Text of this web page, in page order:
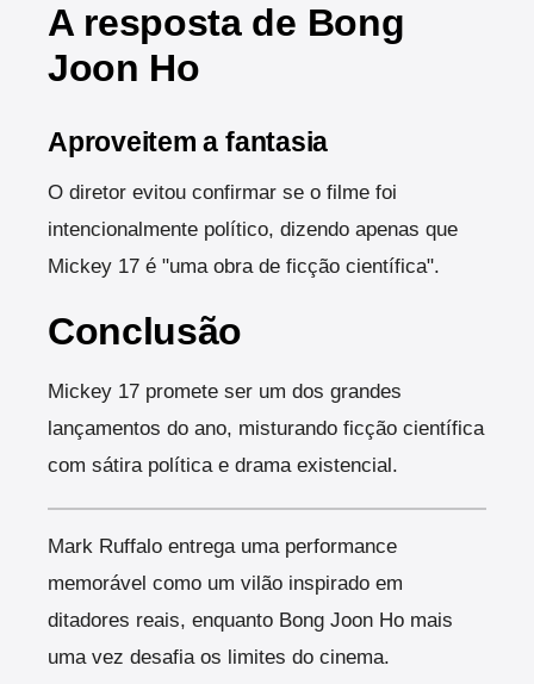
A resposta de Bong
Joon Ho
Aproveitem a fantasia
O diretor evitou confirmar se o filme foi
intencionalmente político, dizendo apenas que
Mickey 17 é "uma obra de ficção científica".
Conclusão
Mickey 17 promete ser um dos grandes
lançamentos do ano, misturando ficção científica
com sátira política e drama existencial.
Mark Ruffalo entrega uma performance
memorável como um vilão inspirado em
ditadores reais, enquanto Bong Joon Ho mais
uma vez desafia os limites do cinema.